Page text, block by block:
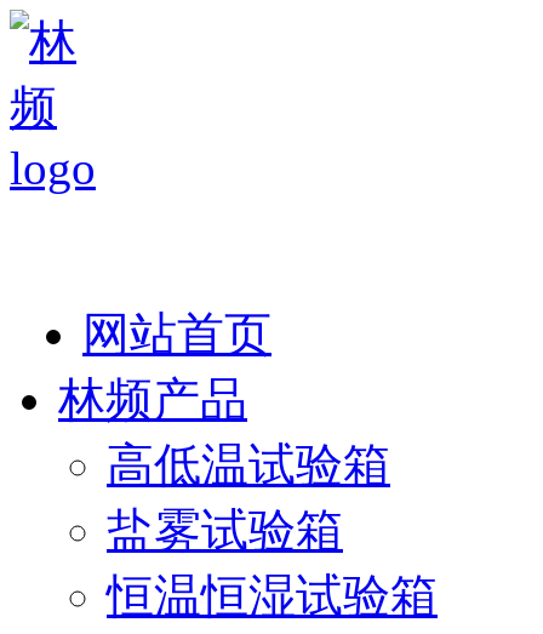
网站首页
林频产品
高低温试验箱
盐雾试验箱
恒温恒湿试验箱